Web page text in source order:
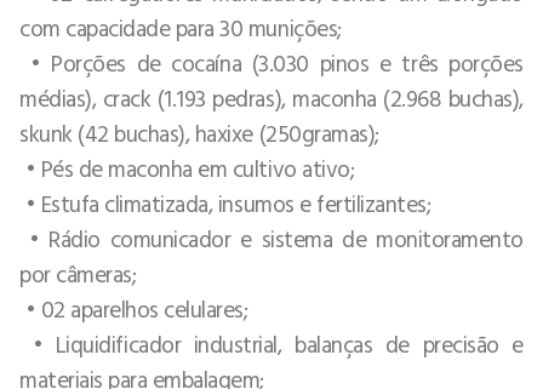
com capacidade para 30 munições;
• Porções de cocaína (3.030 pinos e três porções
médias), crack (1.193 pedras), maconha (2.968 buchas),
skunk (42 buchas), haxixe (250gramas);
• Pés de maconha em cultivo ativo;
• Estufa climatizada, insumos e fertilizantes;
• Rádio comunicador e sistema de monitoramento
por câmeras;
• 02 aparelhos celulares;
• Liquidificador industrial, balanças de precisão e
materiais para embalagem;